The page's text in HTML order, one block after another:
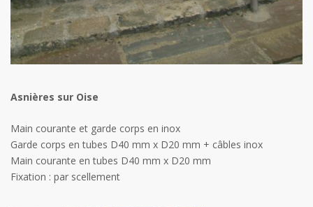
Asnières sur Oise
Main courante et garde corps en inox
Garde corps en tubes D40 mm x D20 mm + câbles inox
Main courante en tubes D40 mm x D20 mm
Fixation : par scellement